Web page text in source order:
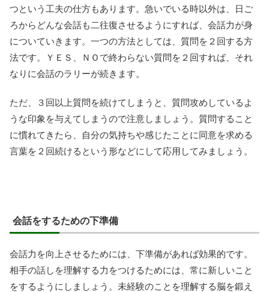
つという工夫の仕方もあります。急いでいる時以外は、日ご
ろからどんな会話も二往復させるようにすれば、会話力が身
についていきます。一つの方法としては、質問を２回する方
法です。ＹＥＳ、ＮＯで終わらない質問を２回すれば、それ
なりに会話のラリーが続きます。
ただ、３回以上質問を続けてしまうと、質問攻めしているよ
うな印象を与えてしまうので注意しましょう。質問すること
に慣れてきたら、自分の気持ちや感じたことに同意を求める
言葉を２回続けるという形などにして応用してみましょう。
会話をするための下準備
会話力を向上させるためには、下準備があれば効果的です。
相手の話しを理解する力をつけるためには、常に新しいこと
をするようにしましょう。未経験のことを理解する脳を鍛え